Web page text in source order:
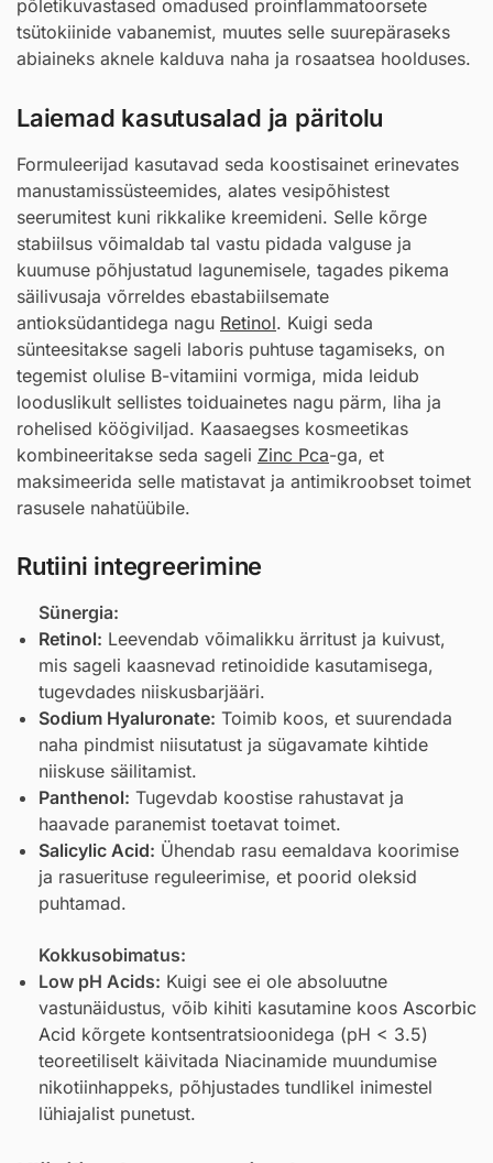
põletikuvastased omadused proinflammatoorsete
tsütokiinide vabanemist, muutes selle suurepäraseks
abiaineks aknele kalduva naha ja rosaatsea hoolduses.
Laiemad kasutusalad ja päritolu
Formuleerijad kasutavad seda koostisainet erinevates
manustamissüsteemides, alates vesipõhistest
seerumitest kuni rikkalike kreemideni. Selle kõrge
stabiilsus võimaldab tal vastu pidada valguse ja
kuumuse põhjustatud lagunemisele, tagades pikema
säilivusaja võrreldes ebastabiilsemate
antioksüdantidega nagu Retinol. Kuigi seda
sünteesitakse sageli laboris puhtuse tagamiseks, on
tegemist olulise B-vitamiini vormiga, mida leidub
looduslikult sellistes toiduainetes nagu pärm, liha ja
rohelised köögiviljad. Kaasaegses kosmeetikas
kombineeritakse seda sageli Zinc Pca-ga, et
maksimeerida selle matistavat ja antimikroobset toimet
rasusele nahatüübile.
Rutiini integreerimine
Sünergia:
Retinol: Leevendab võimalikku ärritust ja kuivust,
mis sageli kaasnevad retinoidide kasutamisega,
tugevdades niiskusbarjääri.
Sodium Hyaluronate: Toimib koos, et suurendada
naha pindmist niisutatust ja sügavamate kihtide
niiskuse säilitamist.
Panthenol: Tugevdab koostise rahustavat ja
haavade paranemist toetavat toimet.
Salicylic Acid: Ühendab rasu eemaldava koorimise
ja rasuerituse reguleerimise, et poorid oleksid
puhtamad.
Kokkusobimatus:
Low pH Acids: Kuigi see ei ole absoluutne
vastunäidustus, võib kihiti kasutamine koos Ascorbic
Acid kõrgete kontsentratsioonidega (pH < 3.5)
teoreetiliselt käivitada Niacinamide muundumise
nikotiinhappeks, põhjustades tundlikel inimestel
lühiajalist punetust.